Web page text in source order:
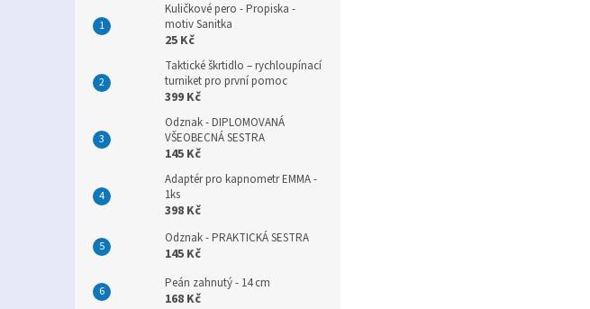
Kuličkové pero - Propiska -
motiv Sanitka
25 Kč
Taktické škrtidlo – rychloupínací
turniket pro první pomoc
399 Kč
Odznak - DIPLOMOVANÁ
VŠEOBECNÁ SESTRA
145 Kč
Adaptér pro kapnometr EMMA -
1ks
398 Kč
Odznak - PRAKTICKÁ SESTRA
145 Kč
Peán zahnutý - 14 cm
168 Kč